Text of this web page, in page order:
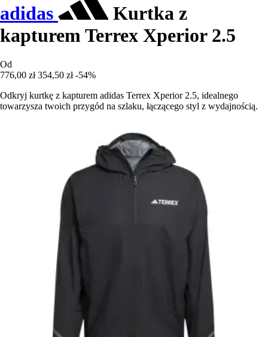
adidas
Kurtka z
kapturem Terrex Xperior 2.5
Od
776,00 zł 354,50 zł -54%
Odkryj kurtkę z kapturem adidas Terrex Xperior 2.5, idealnego
towarzysza twoich przygód na szlaku, łączącego styl z wydajnością.